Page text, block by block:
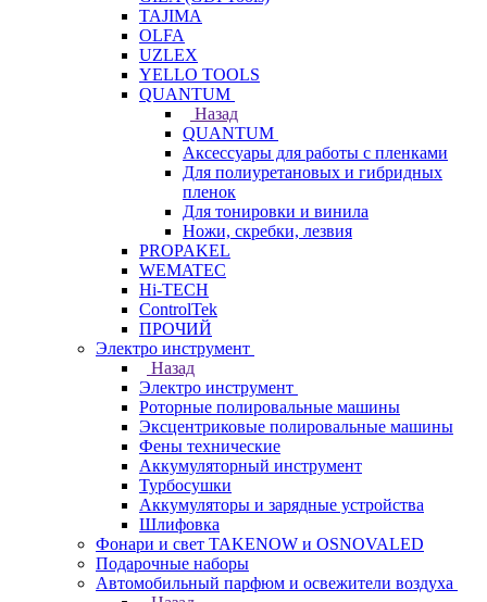
TAJIMA
OLFA
UZLEX
YELLO TOOLS
QUANTUM
Назад
QUANTUM
Аксессуары для работы с пленками
Для полиуретановых и гибридных
пленок
Для тонировки и винила
Ножи, скребки, лезвия
PROPAKEL
WEMATEC
Hi-TECH
ControlTek
ПРОЧИЙ
Электро инструмент
Назад
Электро инструмент
Роторные полировальные машины
Эксцентриковые полировальные машины
Фены технические
Аккумуляторный инструмент
Турбосушки
Аккумуляторы и зарядные устройства
Шлифовка
Фонари и свет TAKENOW и OSNOVALED
Подарочные наборы
Автомобильный парфюм и освежители воздуха